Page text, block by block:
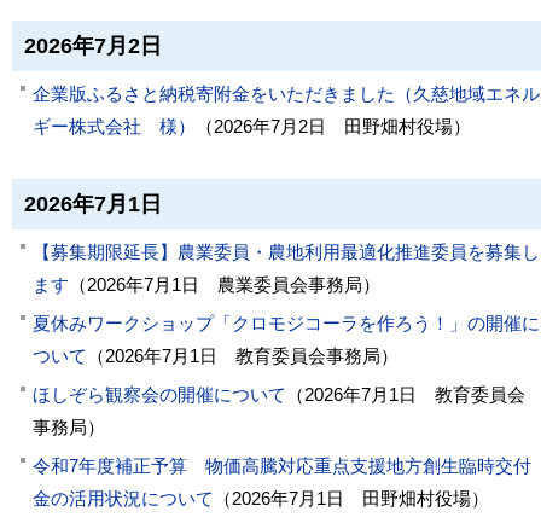
2026年7月2日
企業版ふるさと納税寄附金をいただきました（久慈地域エネル
ギー株式会社 様）
（2026年7月2日 田野畑村役場）
2026年7月1日
【募集期限延長】農業委員・農地利用最適化推進委員を募集し
ます （2026年7月1日 農業委員会事務局）
夏休みワークショップ「クロモジコーラを作ろう！」の開催に
ついて
（2026年7月1日 教育委員会事務局）
ほしぞら観察会の開催について
（2026年7月1日
教育委員会
事務局）
令和7年度補正予算 物価高騰対応重点支援地方創生臨時交付
金の活用状況について
（2026年7月1日 田野畑村役場）